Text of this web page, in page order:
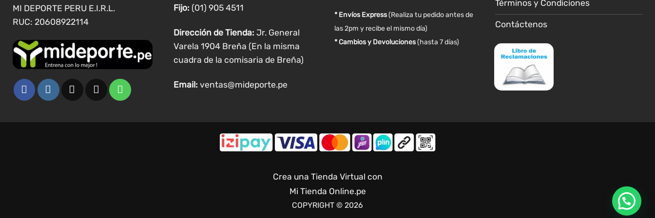
producto
producto
producto
producto
MI DEPORTE PERU E.I.R.L.
RUC: 20608922114
Fijo: (01) 905 4511
Dirección de Tienda: Jr. General
Varela 1904 Breña (En la misma
cuadra de la comisaria de Breña)
Email: ventas@mideporte.pe
* Envíos Express(Realiza tu pedido antes de
las 2pm y recibe el mismo día)
* Cambios y Devoluciones (hasta 7 días)
Términos y Condiciones
Contáctenos
Crea una Tienda Virtual con
Mi Tienda Online.pe
COPYRIGHT © 2026